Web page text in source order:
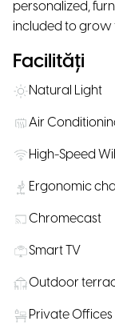
personalized,
included to grow
Facilități
Natural Light
Air
High-Speed
Ergonomic
Chromecast
Smart TV
Outdoor
Private Offices